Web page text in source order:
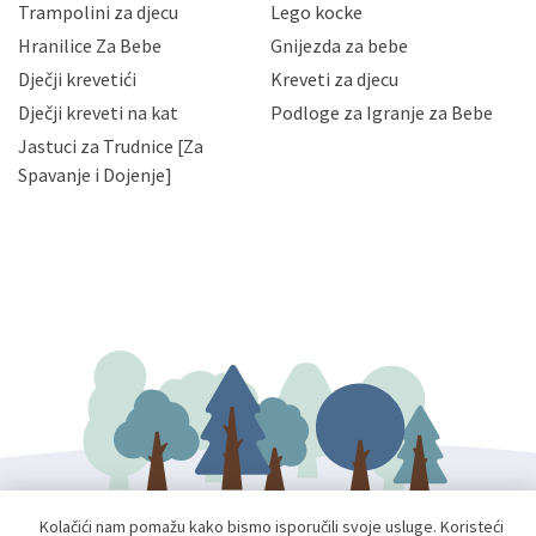
zaposlenicima kojima su isti potrebni radi provedbe
slučajevima koji su dozvoljeni zakonima. Napominjemo
da možete u svako doba, u potpunosti ili djelomice,
zatražiti prestanak aktivnosti obrade Vaših osobnih
podataka. Opoziv privole možete podnijeti poštom na
gore navedenu adresu ili e-mailom na adresu:
Trampolini za djecu
Lego kocke
Hranilice Za Bebe
Gnijezda za bebe
Dječji krevetići
Kreveti za djecu
Dječji kreveti na kat
Podloge za Igranje za Bebe
Jastuci za Trudnice [Za
Spavanje i Dojenje]
Kolačići nam pomažu kako bismo isporučili svoje usluge. Koristeći